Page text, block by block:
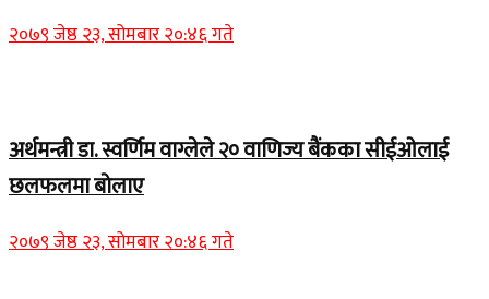
२०७९ जेष्ठ २३, सोमबार २०:४६ गते
अर्थमन्त्री डा. स्वर्णिम वाग्लेले २० वाणिज्य बैंकका सीईओलाई
छलफलमा बोलाए
२०७९ जेष्ठ २३, सोमबार २०:४६ गते